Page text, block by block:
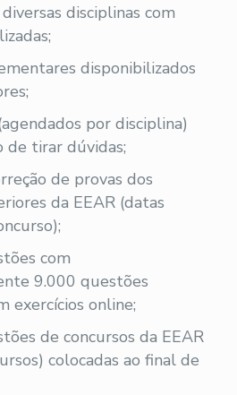
disciplinas com
disponibilizados
por disciplina)
de tirar dúvidas;
de provas dos
da EEAR (datas
com
9.000 questões
exercícios online;
de concursos da EEAR
colocadas ao final de